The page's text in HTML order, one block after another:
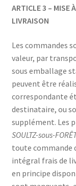
ARTICLE 3 – MISE
LIVRAISON
Les commandes
valeur, par
sous emballage
peuvent être
correspondante
destinataire, ou
supplément. Les
SOULTZ-sous-
toute commande
intégral frais de
en principe